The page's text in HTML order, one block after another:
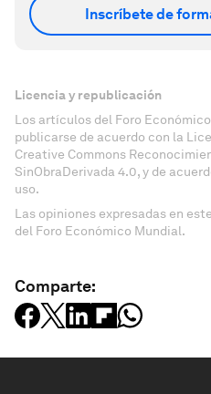
Inscríbete de
Licencia y republicación
Los artículos del Foro
publicarse de acuerdo con la
Creative Commons
SinObraDerivada 4.0, y de
uso.
Las opiniones expresadas en
del Foro Económico Mundial.
Comparte: